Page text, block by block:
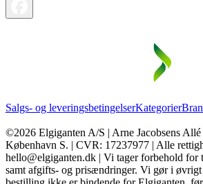
Salgs- og leveringsbetingelserKategorier
©2026 Elgiganten A/S | Arne Jacobsens
København S. | CVR: 17237977 | Alle
hello@elgiganten.dk | Vi tager forbehold
samt afgifts- og prisændringer. Vi gør i